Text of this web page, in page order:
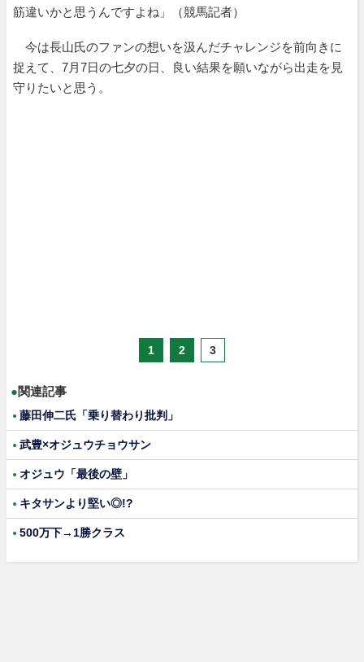
筋違いかと思うんですよね」（競馬記者）
今は長山氏のファンの想いを汲んだチャレンジを前向きに
捉えて、7月7日の七夕の日、良い結果を願いながら出走を見
守りたいと思う。
1 2 3
●関連記事
藤田伸二氏「乗り替わり批判」
武豊×オジュウチョウサン
オジュウ「最後の壁」
キタサンより堅い◎!?
500万下→1勝クラス